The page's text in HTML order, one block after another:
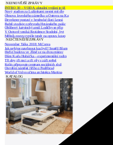
NEJNOVĚJŠÍ ZPRÁVY
INTRO 30 – VODA: aktuální vydání je již
Nový stadion za Lužánkami nesmí mít dle
Obnova loveckého zámečku u Ostrova na Ka
Developer postaví v brněnské části Lesná
Babiš uvažuje o převodu Hrzánského palác
Oblíbený karvinský areál Lodičky se přip
V Ostravě vzniká Rezidence Stodolní, byt
Mělník znovu vypíše tendr na opravu koup
NEJČTENĚJŠÍ ZPRÁVY
November Talks 2018: M.Corea
Jak nejlépe navrhnout kuchyň? Soutěž Blum
Hořící budova ve Zlíně se na dvou místec
Dům Karla Hubáčka – experimentální rodin
Tři dny, tři noci a tři vily v záři světel
Kolín připravuje centrum sociálních služ
Otevření náměstí Jiřího z Poděbrad
World of Volvo očima architekta Martina
KATALOG